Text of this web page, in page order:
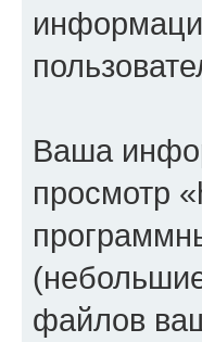
Ваша
просмотр
файлов